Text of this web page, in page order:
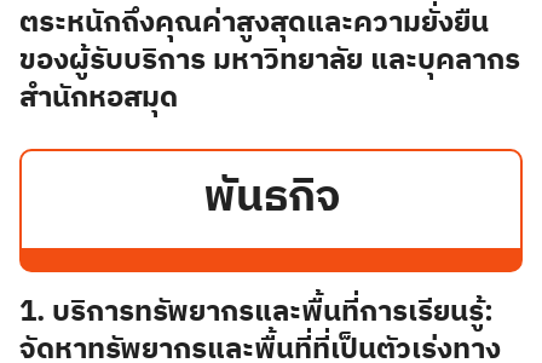
ตระหนักถึงคุณค่าสูงสุดและความยั่งยืน
ของผู้รับบริการ มหาวิทยาลัย และบุคลากร
สำนักหอสมุด
พันธกิจ
1. บริการทรัพยากรและพื้นที่การเรียนรู้:
จัดหาทรัพยากรและพื้นที่ที่เป็นตัวเร่งทาง